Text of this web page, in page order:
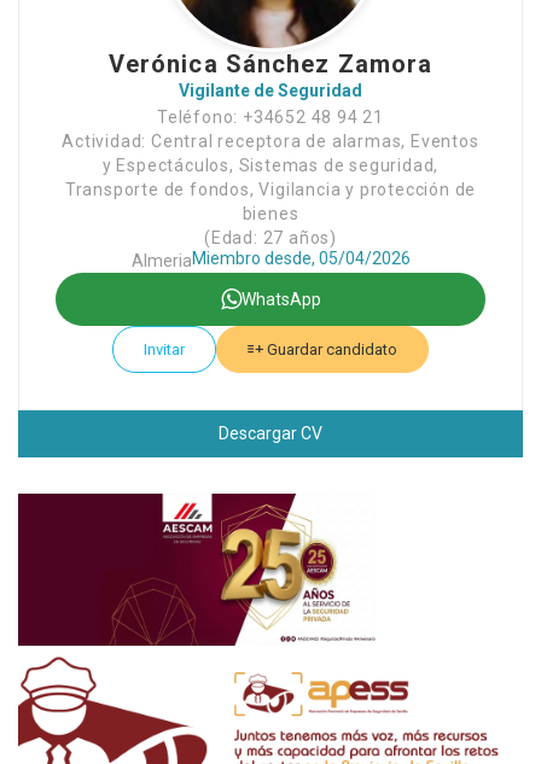
Verónica Sánchez Zamora
Vigilante de Seguridad
Teléfono: +34652 48 94 21
Actividad: Central receptora de alarmas, Eventos
y Espectáculos, Sistemas de seguridad,
Transporte de fondos, Vigilancia y protección de
bienes
(Edad: 27 años)
AlmeriaMiembro desde, 05/04/2026
WhatsApp
Invitar Guardar candidato
Descargar CV